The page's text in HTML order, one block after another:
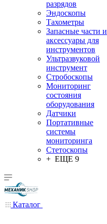
разрядов
Эндоскопы
Тахометры
Запасные части и
аксессуары для
инструментов
Ультразвуковой
инструмент
Стробоскопы
Мониторинг
состояния
оборудования
Датчики
Портативные
системы
мониторинга
Стетоскопы
+ ЕЩЕ 9
Каталог